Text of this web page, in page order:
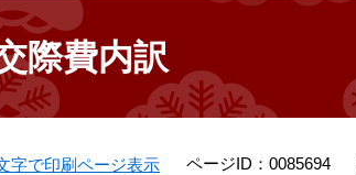
際費内訳
字で印刷ページ表示 ページID：0085694